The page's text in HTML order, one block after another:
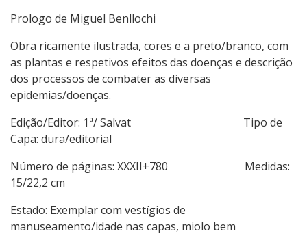
Prologo de Miguel Benllochi
Obra ricamente ilustrada, cores e a preto/branco, com
as plantas e respetivos efeitos das doenças e descrição
dos processos de combater as diversas
epidemias/doenças.
Edição/Editor: 1ª/ Salvat Tipo de
Capa: dura/editorial
Número de páginas: XXXII+780 Medidas:
15/22,2 cm
Estado: Exemplar com vestígios de
manuseamento/idade nas capas, miolo bem